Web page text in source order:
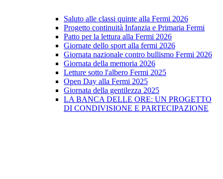
Saluto alle classi quinte alla Fermi 2026
Progetto continuità Infanzia e Primaria Fermi
Patto per la lettura alla Fermi 2026
Giornate dello sport alla fermi 2026
Giornata nazionale contro bullismo Fermi 2026
Giornata della memoria 2026
Letture sotto l'albero Fermi 2025
Open Day alla Fermi 2025
Giornata della gentilezza 2025
LA BANCA DELLE ORE: UN PROGETTO
DI CONDIVISIONE E PARTECIPAZIONE